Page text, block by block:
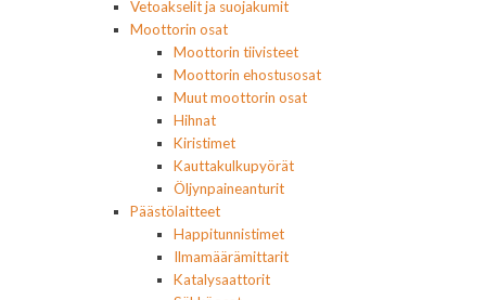
Vetoakselit ja suojakumit
Moottorin osat
Moottorin tiivisteet
Moottorin ehostusosat
Muut moottorin osat
Hihnat
Kiristimet
Kauttakulkupyörät
Öljynpaineanturit
Päästölaitteet
Happitunnistimet
Ilmamäärämittarit
Katalysaattorit